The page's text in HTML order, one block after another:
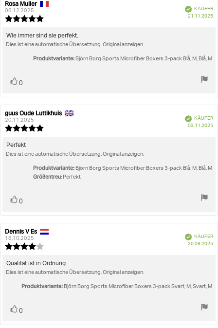
Autor
der
Rezension:
Rosa Muller
08.12.2025
von
VerifiziertKÄUFER
21.11.2025
Rezensionstext:
Wie immer sind sie perfekt.
Dies ist eine automatische Übersetzung. Original anzeigen.
Produktvariante: Björn Borg Sports Microfiber Boxers 3-pack Blå, M, Blå, M
Stimme
0
Autor
der
Rezension:
guus Oude Luttikhuis
20.11.2025
VerifiziertKÄUFER
03.11.2025
Rezensionstext:
Perfekt
Dies ist eine automatische Übersetzung. Original anzeigen.
Produktvariante: Björn Borg Sports Microfiber Boxers 3-pack Blå, M, Blå, M
Größentreu: Perfekt
Stimme
0
Autor
der
Rezension:
Dennis V Es
18.10.2025
von
VerifiziertKÄUFER
30.09.2025
Rezensionstext:
Qualität ist in Ordnung
Dies ist eine automatische Übersetzung. Original anzeigen.
Produktvariante: Björn Borg Sports Microfiber Boxers 3-pack Svart, M, Svart, M
Stimme
0